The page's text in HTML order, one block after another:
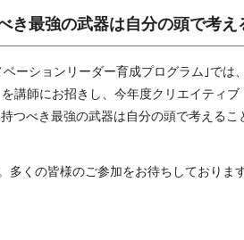
き最強の武器は⾃分の頭で考え
ーションリーダー育成プログラム｣では
講師にお招きし、今年度クリエイティブ
つべき最強の武器は自分の頭で考えるこ
くの皆様のご参加をお待ちしております